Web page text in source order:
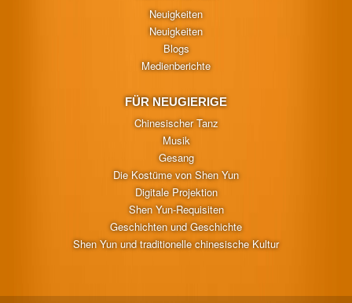
Neuigkeiten
Neuigkeiten
Blogs
Medienberichte
FÜR NEUGIERIGE
Chinesischer Tanz
Musik
Gesang
Die Kostüme von Shen Yun
Digitale Projektion
Shen Yun-Requisiten
Geschichten und Geschichte
Shen Yun und traditionelle chinesische Kultur